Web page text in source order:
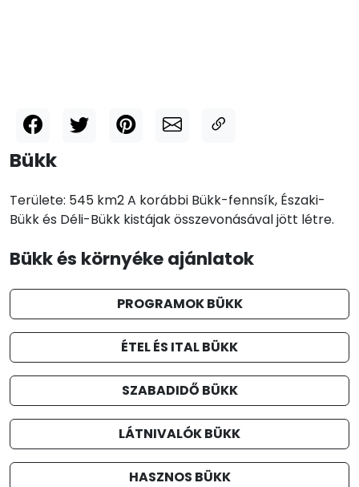
Bükk
Területe: 545 km2 A korábbi Bükk-fennsík, Északi-
Bükk és Déli-Bükk kistájak összevonásával jött létre.
Bükk és környéke ajánlatok
PROGRAMOK BÜKK
ÉTEL ÉS ITAL BÜKK
SZABADIDŐ BÜKK
LÁTNIVALÓK BÜKK
HASZNOS BÜKK